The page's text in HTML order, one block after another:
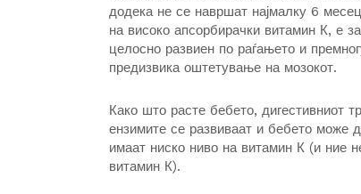
додека не се навршат најмалку 6
на високо апсорбирачки витамин К, е
целосно развиен по раѓањето и
предизвика оштетување на мозокот.
Како што расте бебето, дигестивниот
ензимите се развиваат и бебето може
имаат ниско ниво на витамин К (и ние
витамин К).